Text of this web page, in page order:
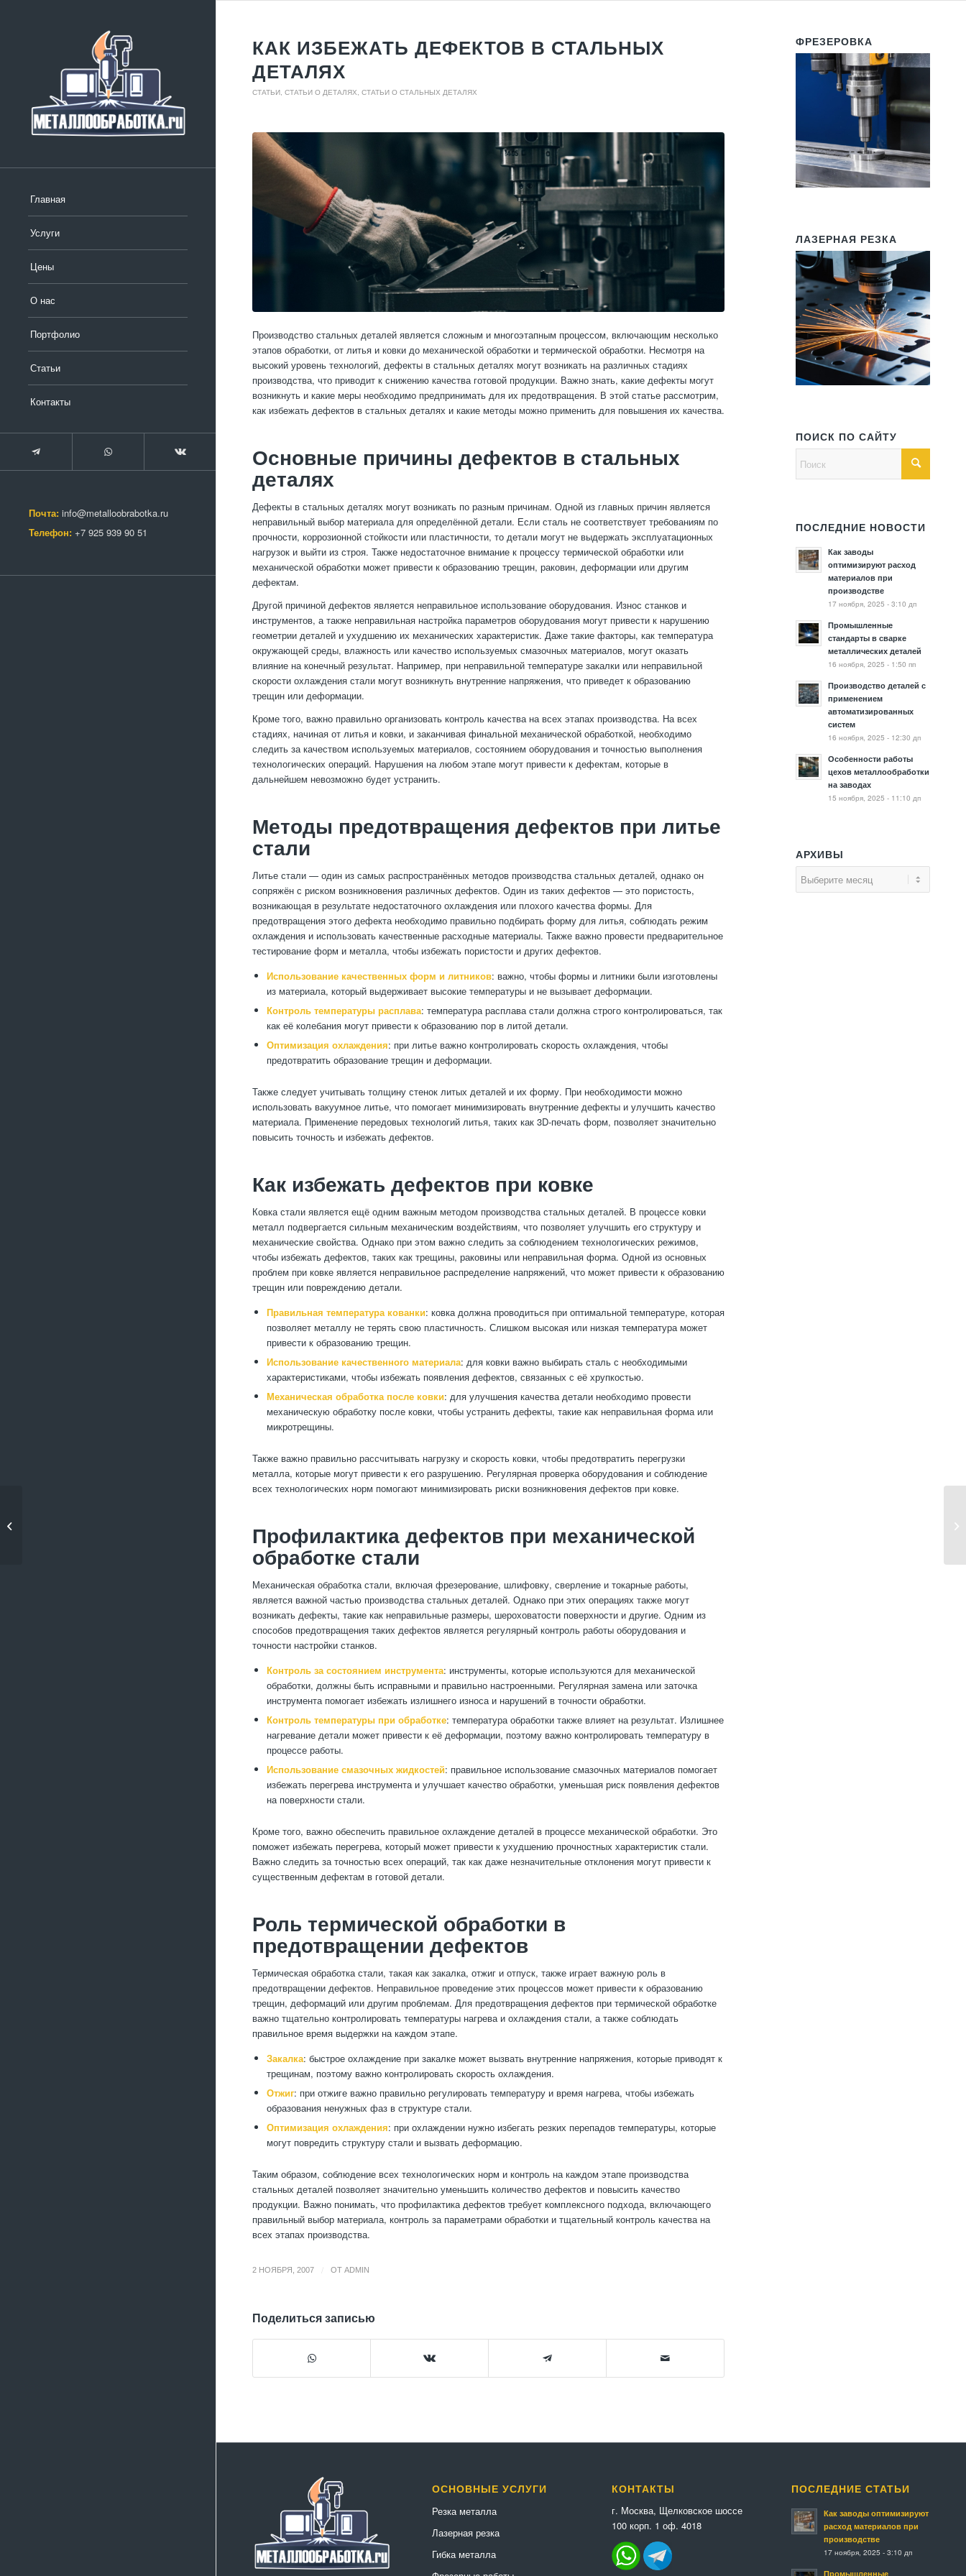
Главная
Услуги
Цены
О нас
Портфолио
Статьи
Контакты
Почта: info@metalloobrabotka.ru
Телефон: +7 925 939 90 51
КАК ИЗБЕЖАТЬ ДЕФЕКТОВ В СТАЛЬНЫХ
ДЕТАЛЯХ
СТАТЬИ СТАТЬИ О ДЕТАЛЯХ СТАТЬИ О СТАЛЬНЫХ ДЕТАЛЯХ
Производство стальных деталей является сложным и многоэтапным процессом, включающим несколько
этапов обработки, от литья и ковки до механической обработки и термической обработки. Несмотря на
высокий уровень технологий, дефекты в стальных деталях могут возникать на различных стадиях
производства, что приводит к снижению качества готовой продукции. Важно знать, какие дефекты могут
возникнуть и какие меры необходимо предпринимать для их предотвращения. В этой статье рассмотрим,
как избежать дефектов в стальных деталях и какие методы можно применить для повышения их качества.
Основные причины дефектов в стальных
деталях
Дефекты в стальных деталях могут возникать по разным причинам. Одной из главных причин является
неправильный выбор материала для определённой детали. Если сталь не соответствует требованиям по
прочности, коррозионной стойкости или пластичности, то детали могут не выдержать эксплуатационных
нагрузок и выйти из строя. Также недостаточное внимание к процессу термической обработки или
механической обработки может привести к образованию трещин, раковин, деформации или другим
дефектам.
Другой причиной дефектов является неправильное использование оборудования. Износ станков и
инструментов, а также неправильная настройка параметров оборудования могут привести к нарушению
геометрии деталей и ухудшению их механических характеристик. Даже такие факторы, как температура
окружающей среды, влажность или качество используемых смазочных материалов, могут оказать
влияние на конечный результат. Например, при неправильной температуре закалки или неправильной
скорости охлаждения стали могут возникнуть внутренние напряжения, что приведет к образованию
трещин или деформации.
Кроме того, важно правильно организовать контроль качества на всех этапах производства. На всех
стадиях, начиная от литья и ковки, и заканчивая финальной механической обработкой, необходимо
следить за качеством используемых материалов, состоянием оборудования и точностью выполнения
технологических операций. Нарушения на любом этапе могут привести к дефектам, которые в
дальнейшем невозможно будет устранить.
Методы предотвращения дефектов при литье
стали
Литье стали — один из самых распространённых методов производства стальных деталей, однако он
сопряжён с риском возникновения различных дефектов. Один из таких дефектов — это пористость,
возникающая в результате недостаточного охлаждения или плохого качества формы. Для
предотвращения этого дефекта необходимо правильно подбирать форму для литья, соблюдать режим
охлаждения и использовать качественные расходные материалы. Также важно провести предварительное
тестирование форм и металла, чтобы избежать пористости и других дефектов.
Использование качественных форм и литников: важно, чтобы формы и литники были изготовлены
из материала, который выдерживает высокие температуры и не вызывает деформации.
Контроль температуры расплава: температура расплава стали должна строго контролироваться, так
как её колебания могут привести к образованию пор в литой детали.
Оптимизация охлаждения: при литье важно контролировать скорость охлаждения, чтобы
предотвратить образование трещин и деформации.
Также следует учитывать толщину стенок литых деталей и их форму. При необходимости можно
использовать вакуумное литье, что помогает минимизировать внутренние дефекты и улучшить качество
материала. Применение передовых технологий литья, таких как 3D-печать форм, позволяет значительно
повысить точность и избежать дефектов.
Как избежать дефектов при ковке
Ковка стали является ещё одним важным методом производства стальных деталей. В процессе ковки
металл подвергается сильным механическим воздействиям, что позволяет улучшить его структуру и
механические свойства. Однако при этом важно следить за соблюдением технологических режимов,
чтобы избежать дефектов, таких как трещины, раковины или неправильная форма. Одной из основных
проблем при ковке является неправильное распределение напряжений, что может привести к образованию
трещин или повреждению детали.
Правильная температура кованки: ковка должна проводиться при оптимальной температуре, которая
позволяет металлу не терять свою пластичность. Слишком высокая или низкая температура может
привести к образованию трещин.
Использование качественного материала: для ковки важно выбирать сталь с необходимыми
характеристиками, чтобы избежать появления дефектов, связанных с её хрупкостью.
Механическая обработка после ковки: для улучшения качества детали необходимо провести
механическую обработку после ковки, чтобы устранить дефекты, такие как неправильная форма или
микротрещины.
Также важно правильно рассчитывать нагрузку и скорость ковки, чтобы предотвратить перегрузки
металла, которые могут привести к его разрушению. Регулярная проверка оборудования и соблюдение
всех технологических норм помогают минимизировать риски возникновения дефектов при ковке.
Профилактика дефектов при механической
обработке стали
Механическая обработка стали, включая фрезерование, шлифовку, сверление и токарные работы,
является важной частью производства стальных деталей. Однако при этих операциях также могут
возникать дефекты, такие как неправильные размеры, шероховатости поверхности и другие. Одним из
способов предотвращения таких дефектов является регулярный контроль работы оборудования и
точности настройки станков.
Контроль за состоянием инструмента: инструменты, которые используются для механической
обработки, должны быть исправными и правильно настроенными. Регулярная замена или заточка
инструмента помогает избежать излишнего износа и нарушений в точности обработки.
Контроль температуры при обработке: температура обработки также влияет на результат. Излишнее
нагревание детали может привести к её деформации, поэтому важно контролировать температуру в
процессе работы.
Использование смазочных жидкостей: правильное использование смазочных материалов помогает
избежать перегрева инструмента и улучшает качество обработки, уменьшая риск появления дефектов
на поверхности стали.
Кроме того, важно обеспечить правильное охлаждение деталей в процессе механической обработки. Это
поможет избежать перегрева, который может привести к ухудшению прочностных характеристик стали.
Важно следить за точностью всех операций, так как даже незначительные отклонения могут привести к
существенным дефектам в готовой детали.
Роль термической обработки в
предотвращении дефектов
Термическая обработка стали, такая как закалка, отжиг и отпуск, также играет важную роль в
предотвращении дефектов. Неправильное проведение этих процессов может привести к образованию
трещин, деформаций или другим проблемам. Для предотвращения дефектов при термической обработке
важно тщательно контролировать температуры нагрева и охлаждения стали, а также соблюдать
правильное время выдержки на каждом этапе.
Закалка: быстрое охлаждение при закалке может вызвать внутренние напряжения, которые приводят к
трещинам, поэтому важно контролировать скорость охлаждения.
Отжиг: при отжиге важно правильно регулировать температуру и время нагрева, чтобы избежать
образования ненужных фаз в структуре стали.
Оптимизация охлаждения: при охлаждении нужно избегать резких перепадов температуры, которые
могут повредить структуру стали и вызвать деформацию.
Таким образом, соблюдение всех технологических норм и контроль на каждом этапе производства
стальных деталей позволяет значительно уменьшить количество дефектов и повысить качество
продукции. Важно понимать, что профилактика дефектов требует комплексного подхода, включающего
правильный выбор материала, контроль за параметрами обработки и тщательный контроль качества на
всех этапах производства.
2 НОЯБРЯ, 2007 ОТ ADMIN
Поделиться записью
ФРЕЗЕРОВКА
ЛАЗЕРНАЯ РЕЗКА
ПОИСК ПО САЙТУ
ПОСЛЕДНИЕ НОВОСТИ
Как заводы
оптимизируют расход
материалов при
производстве
17 ноября, 2025 - 3:10 дп
Промышленные
стандарты в сварке
металлических деталей
16 ноября, 2025 - 1:50 пп
Производство деталей с
применением
автоматизированных
систем
16 ноября, 2025 - 12:30 дп
Особенности работы
цехов металлообработки
на заводах
15 ноября, 2025 - 11:10 дп
АРХИВЫ
ОСНОВНЫЕ УСЛУГИ
Резка металла
Лазерная резка
Гибка металла
КОНТАКТЫ
г. Москва, Щелковское шоссе
100 корп. 1 оф. 4018
ПОСЛЕДНИЕ СТАТЬИ
Как заводы оптимизируют
расход материалов при
производстве
17 ноября, 2025 - 3:10 дп
Промышленные